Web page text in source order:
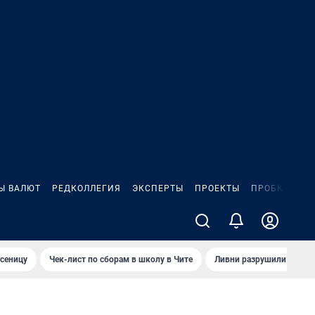
ВАЛЮТ РЕДКОЛЛЕГИЯ ЭКСПЕРТЫ ПРОЕКТЫ ПРОБКИ
Чек-лист по сборам в школу в Чите Ливни разрушили